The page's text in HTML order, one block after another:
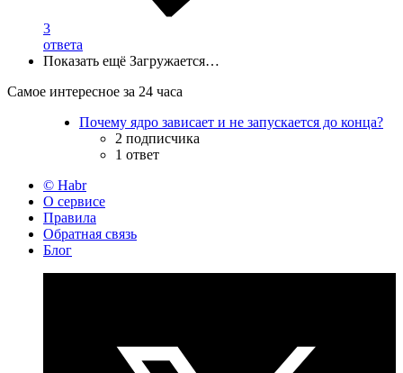
3
ответа
Показать ещё Загружается…
Самое интересное за 24 часа
Почему ядро зависает и не запускается до конца?
2 подписчика
1 ответ
© Habr
О сервисе
Правила
Обратная связь
Блог